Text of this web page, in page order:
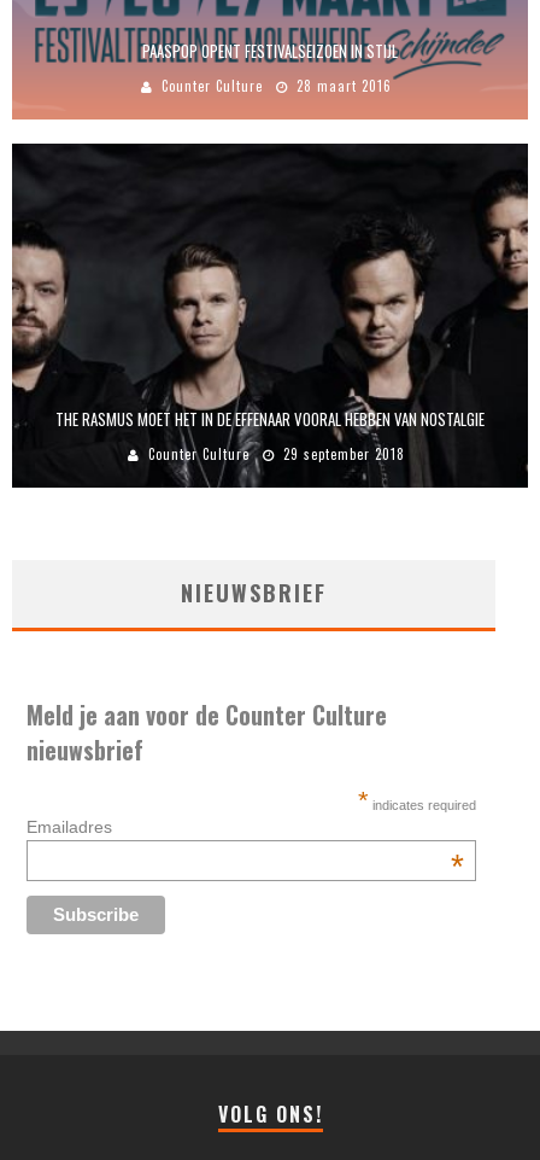
PAASPOP OPENT FESTIVALSEIZOEN IN STIJL
Counter Culture 28 maart 2016
THE RASMUS MOET HET IN DE EFFENAAR VOORAL HEBBEN VAN NOSTALGIE
Counter Culture 29 september 2018
NIEUWSBRIEF
Meld je aan voor de Counter Culture
nieuwsbrief
* indicates required
Emailadres
*
VOLG ONS!